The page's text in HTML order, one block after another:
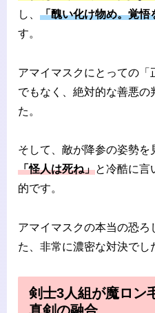
し、 「醜い化け物め。覚悟
す。
アマイマスクにとっての
でもなく、絶対的な善悪の
た。
そして、敵が降参の姿勢を
「怪人は死ね」と冷酷に言
的です。
アマイマスクの本当の恐ろ
た、非常に濃密な対決でし
剣士3人組が魔ロン